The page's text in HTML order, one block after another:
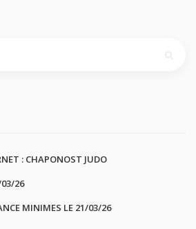
: CHAPONOST JUDO
03/26
MINIMES LE 21/03/26